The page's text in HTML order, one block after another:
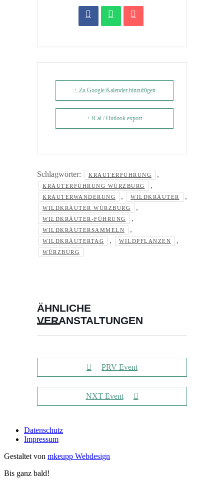
+ Zu Google Kalender hinzufügen
+ iCal / Outlook export
Schlagwörter: KRÄUTERFÜHRUNG ,
KRÄUTERFÜHRUNG WÜRZBURG ,
KRÄUTERWANDERUNG , WILDKRÄUTER ,
WILDKRÄUTER WÜRZBURG ,
WILDKRÄUTER-FÜHRUNG ,
WILDKRÄUTERSAMMELN ,
WILDKRÄUTERTAG , WILDPFLANZEN ,
WÜRZBURG
ÄHNLICHE
VERANSTALTUNGEN
PRV Event
NXT Event
Datenschutz
Impressum
Gestaltet von mkeupp Webdesign
Bis ganz bald!